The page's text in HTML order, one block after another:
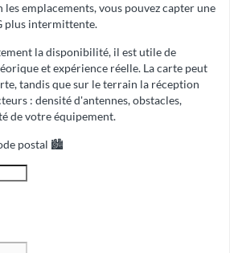
les emplacements, vous pouvez capter une
plus intermittente.
la disponibilité, il est utile de
etexpérience réelle. La carte peut
tandis que sur le terrain la réception
: densité d'antennes, obstacles,
de votre équipement.
postal 🏙️